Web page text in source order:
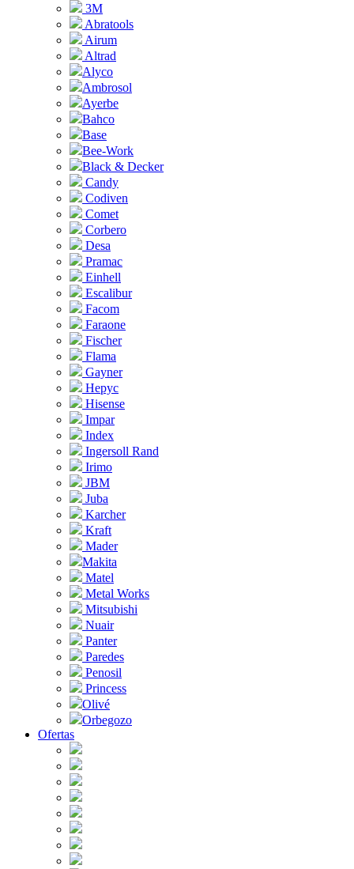
3M
Abratools
Airum
Altrad
Alyco
Ambrosol
Ayerbe
Bahco
Base
Bee-Work
Black & Decker
Candy
Codiven
Comet
Corbero
Desa
Pramac
Einhell
Escalibur
Facom
Faraone
Fischer
Flama
Gayner
Hepyc
Hisense
Impar
Index
Ingersoll Rand
Irimo
JBM
Juba
Karcher
Kraft
Mader
Makita
Matel
Metal Works
Mitsubishi
Nuair
Panter
Paredes
Penosil
Princess
Olivé
Orbegozo
Ofertas